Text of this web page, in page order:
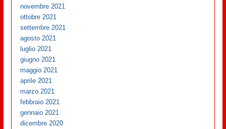
novembre 2021
ottobre 2021
settembre 2021
agosto 2021
luglio 2021
giugno 2021
maggio 2021
aprile 2021
marzo 2021
febbraio 2021
gennaio 2021
dicembre 2020